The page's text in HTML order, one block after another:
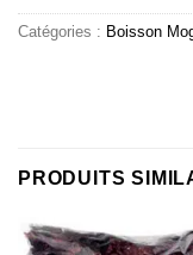
Catégories : Boisson
PRODUITS